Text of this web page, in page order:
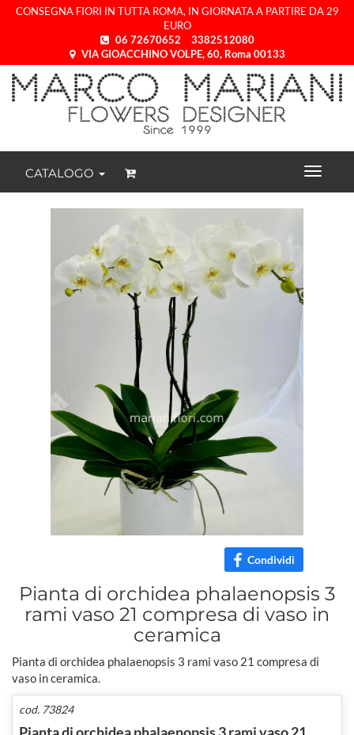
CONSEGNA FIORI IN TUTTA ROMA, IN GIORNATA A PARTIRE DA 29
EURO
06 72670652
3382512080
VIA GIOACCHINO VOLPE, 60, Roma 00133
CATALOGO
Condividi
Pianta di orchidea phalaenopsis 3
rami vaso 21 compresa di vaso in
ceramica
Pianta di orchidea phalaenopsis 3 rami vaso 21 compresa di
vaso in ceramica.
cod. 73824